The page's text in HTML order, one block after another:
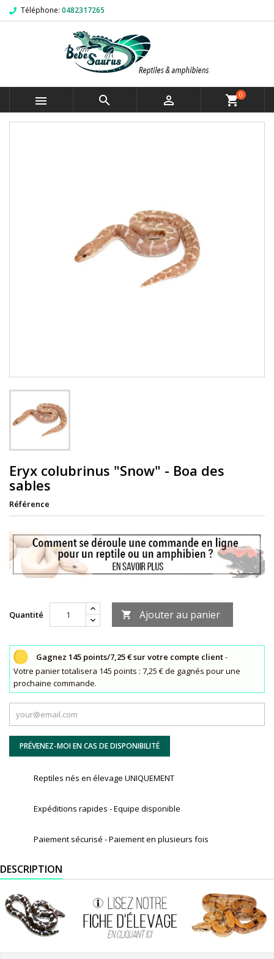
Téléphone: 0482317265
   shopping_cart0
Eryx colubrinus "Snow" - Boa des
sables
Référence
Quantité  Ajouter au panier
Gagnez 145 points/7,25 € sur votre compte client-
Votre panier totalisera 145 points : 7,25 € de gagnés pour une
prochaine commande.
PRÉVENEZ-MOI EN CAS DE DISPONIBILITÉ
Reptiles nés en élevage UNIQUEMENT
Expéditions rapides - Equipe disponible
Paiement sécurisé - Paiement en plusieurs fois
DESCRIPTION